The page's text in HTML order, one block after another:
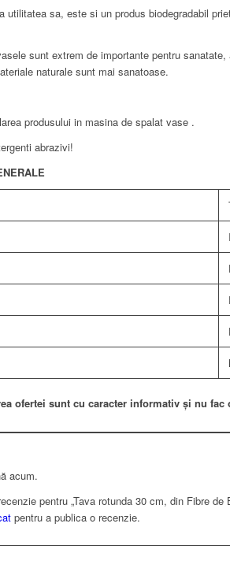
utilitatea sa, este si un produs biodegradabil
sunt extrem de importante pentru
naturale sunt mai sanatoase.
produsului in masina de spalat vase .
abrazivi!
ofertei sunt cu caracter informativ și nu
acum.
pentru „Tava rotunda 30 cm, din Fibre de
pentru a publica o recenzie.